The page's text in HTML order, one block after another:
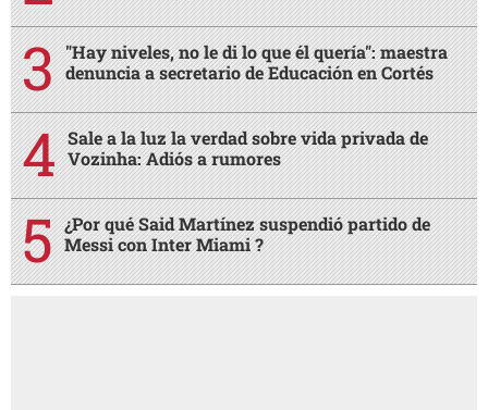
"Hay niveles, no le di lo que él quería": maestra
denuncia a secretario de Educación en Cortés
Sale a la luz la verdad sobre vida privada de
Vozinha: Adiós a rumores
¿Por qué Said Martínez suspendió partido de
Messi con Inter Miami ?